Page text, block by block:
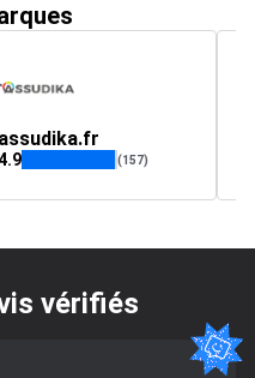
assudika.fr
(157)
vérifiés